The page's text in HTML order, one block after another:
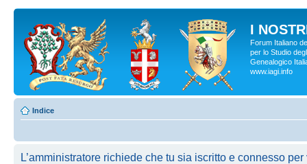
I
Forum Italiano
per lo Studio
Genealogico
www.iagi.info
Indice
L’amministratore richiede che tu sia iscritto e connesso